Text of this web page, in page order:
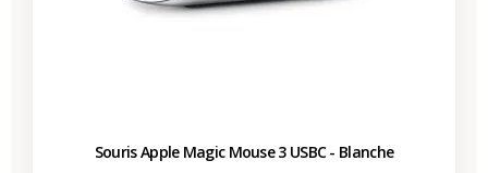
Souris Apple Magic Mouse 3 USBC - Blanche